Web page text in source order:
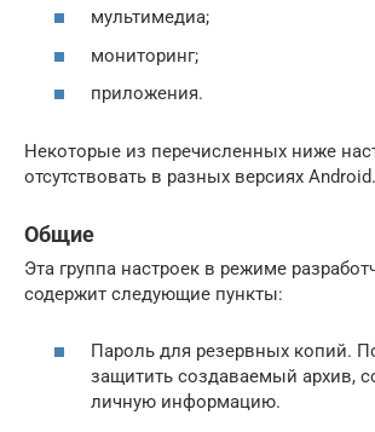
мультимедиа;
мониторинг;
приложения.
Некоторые из перечисленных ниже
отсутствовать в разных версиях Android.
Общие
Эта группа настроек в режиме
содержит следующие пункты:
Пароль для резервных копий.
защитить создаваемый архив,
личную информацию.